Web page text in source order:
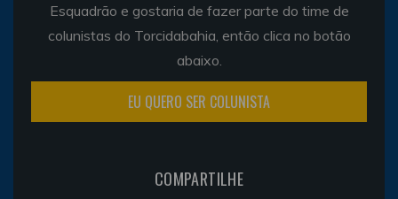
Esquadrão e gostaria de fazer parte do time de
colunistas do Torcidabahia, então clica no botão
abaixo.
EU QUERO SER COLUNISTA
COMPARTILHE